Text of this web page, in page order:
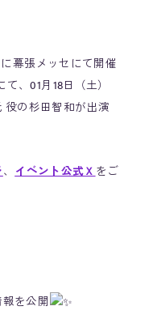
幕張メッセにて開催
、01月18日（土）
役の杉田智和が出演
、 イベント公式Ｘ をご
を公開